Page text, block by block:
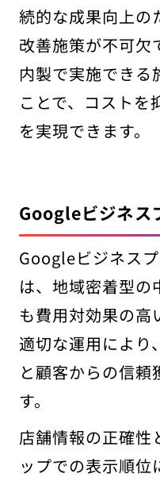
続的な成果向上の
改善施策が不可欠
内製で実施できる
ことで、コストを
を実現できます。
Googleビジネス
Googleビジネス
は、地域密着型の
も費用対効果の高
適切な運用により
と顧客からの信頼
す。
店舗情報の正確
ップでの表示順位